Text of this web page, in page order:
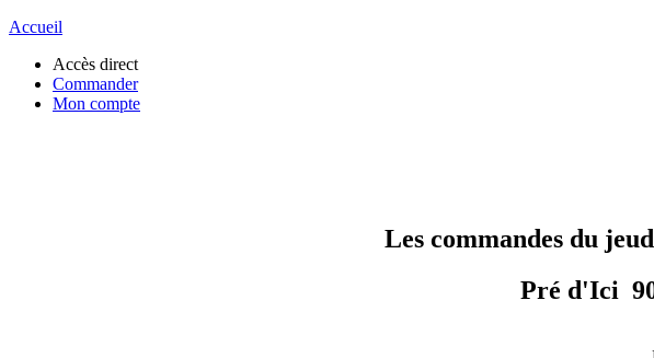
Accueil
Accès direct
Commander
Mon compte
Les commandes du
Pré d'Ici